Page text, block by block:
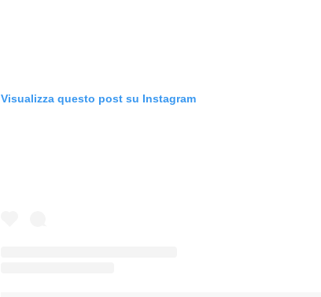
Visualizza questo post su Instagram